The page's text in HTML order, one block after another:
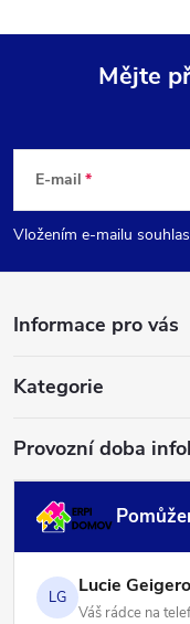
p
a
Mějte
E-mail
Vložením e-mailu
Informace pro vás
Kategorie
Provozní doba
LG Lucie
Váš rádce na